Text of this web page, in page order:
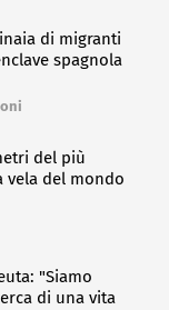
di migranti
spagnola
del più
vela del mondo
"Siamo
di una vita